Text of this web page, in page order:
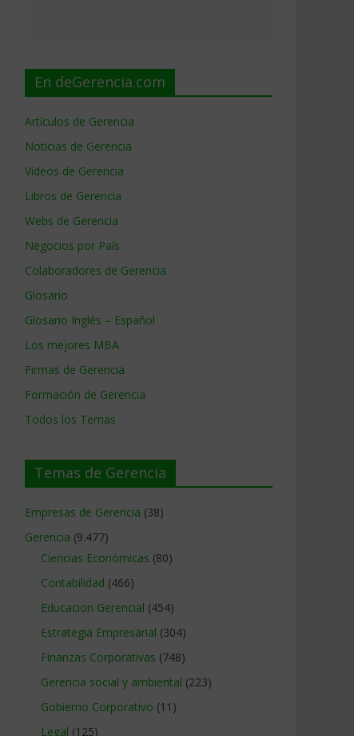
En deGerencia.com
Artículos de Gerencia
Noticias de Gerencia
Videos de Gerencia
Libros de Gerencia
Webs de Gerencia
Negocios por País
Colaboradores de Gerencia
Glosario
Glosario Inglés – Español
Los mejores MBA
Firmas de Gerencia
Formación de Gerencia
Todos los Temas
Temas de Gerencia
Empresas de Gerencia (38)
Gerencia (9.477)
Ciencias Económicas (80)
Contabilidad (466)
Educacion Gerencial (454)
Estrategia Empresarial (304)
Finanzas Corporativas (748)
Gerencia social y ambiental (223)
Gobierno Corporativo (11)
Legal (125)